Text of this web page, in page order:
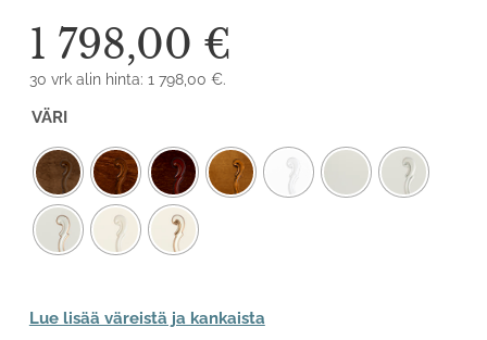
1 798,00 €
30 vrk alin hinta: 1 798,00 €.
VÄRI
Lue lisää väreistä ja kankaista